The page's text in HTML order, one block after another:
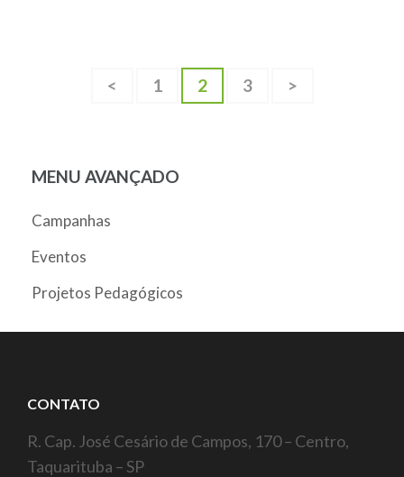
< 1 2 3 >
MENU AVANÇADO
Campanhas
Eventos
Projetos Pedagógicos
CONTATO
R. Cap. José Cesário de Campos, 170 – Centro,
Taquarituba – SP